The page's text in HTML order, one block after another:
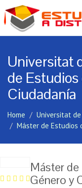
Universitat
de
Ciudadanía
Home
Universitat
Máster de Estudios
Máster
Género y